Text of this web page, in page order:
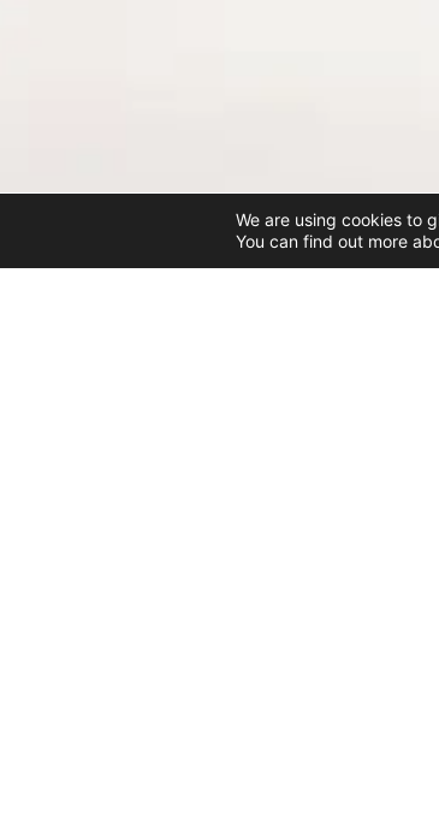
We are using cookies to
You can find out more